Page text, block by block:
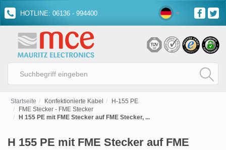
HOTLINE: 06136 - 994400
Startseite Konfektionierte Kabel
H-155 PE
FME Stecker - FME Stecker
H 155 PE mit FME Stecker auf FME Stecker, ...
H 155 PE mit FME Stecker auf FME